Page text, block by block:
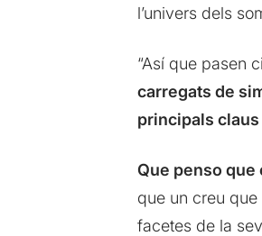
l’univers dels
“Así que pasen
carregats de
principals claus
Que penso que
que un creu
facetes de la